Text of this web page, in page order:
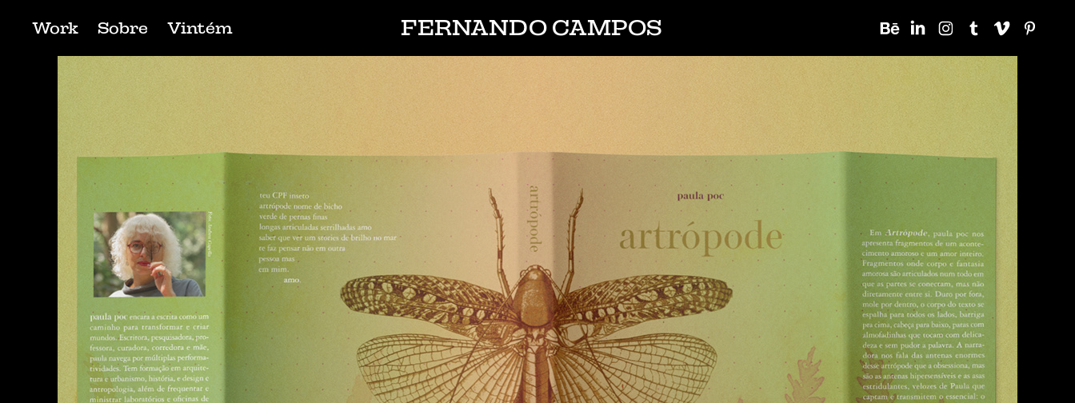
Work Sobre Vintém FERNANDO CAMPOS